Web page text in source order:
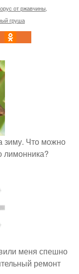
от ржавчины
груша
зиму. Что можно
лимонника?
меня спешно
ремонт